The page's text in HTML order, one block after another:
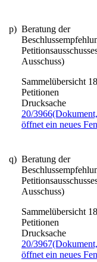
p) Beratung der
Ausschuss)
Sammelübersicht
Petitionen
Drucksache
20/3966(Dokument,
öffnet ein neues
q) Beratung der
Ausschuss)
Sammelübersicht
Petitionen
Drucksache
20/3967(Dokument,
öffnet ein neues